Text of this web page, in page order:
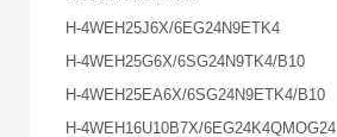
H-4WEH25J6X/6EG24N9ETK4
H-4WEH25G6X/6SG24N9TK4/B10
H-4WEH25EA6X/6SG24N9ETK4/B10
H-4WEH16U10B7X/6EG24K4QMOG24